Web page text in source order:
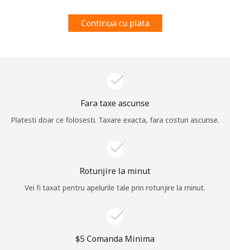
Prin deschiderea unui cont pe acest site, sunt de acord cu
Buna!
Continua cu plata
Fara taxe ascunse
Platesti doar ce folosesti. Taxare exacta, fara costuri ascunse.
Rotunjire la minut
Vei fi taxat pentru apelurile tale prin rotunjire la minut.
⁦$5⁩ Comanda Minima